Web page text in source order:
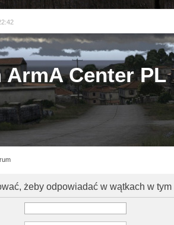
ArmA Center PL
żeby odpowiadać w wątkach w